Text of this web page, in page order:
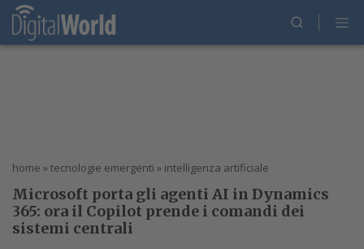
home » tecnologie emergenti » intelligenza artificiale
Microsoft porta gli agenti AI in Dynamics
365: ora il Copilot prende i comandi dei
sistemi centrali